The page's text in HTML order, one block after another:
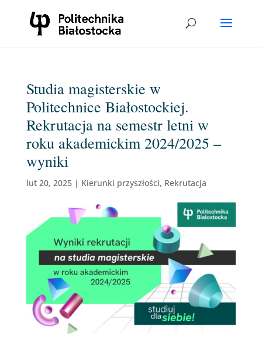
Studia magisterskie w
Politechnice Białostockiej.
Rekrutacja na semestr letni w
roku akademickim 2024/2025 –
wyniki
lut 20, 2025| Kierunki przyszłości, Rekrutacja